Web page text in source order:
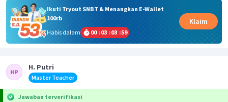
Ikuti Tryout SNBT & Menangkan E-Wallet
100rb
Habis dalam
00 :03 :03 :59
Klaim
H. Putri
Master Teacher
Jawaban terverifikasi